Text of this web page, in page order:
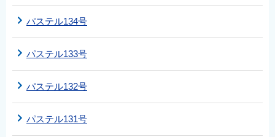
パステル134号
パステル133号
パステル132号
パステル131号